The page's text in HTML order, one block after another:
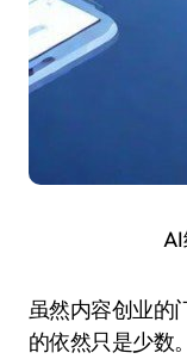
虽然内容创业的
的依然只是少数